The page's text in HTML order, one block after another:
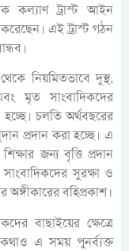
কল্যাণ ট্রাস্ট আইন
করেছেন। এই ট্রাস্ট গঠন
নিয়মিতভাবে দুস্থ,
মৃত সাংবাদিকদের
চলতি অর্থবছরের
প্রদান করা হচ্ছে। এ
জন্য বৃত্তি প্রদান
সাংবাদিকদের সুরক্ষা ও
অঙ্গীকারের বহিপ্রকাশ।
বাছাইয়ের ক্ষেত্রে
কথাও এ সময় পুনর্ব্যক্ত